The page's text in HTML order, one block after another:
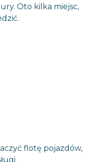
Oto kilka miejsc,
flotę pojazdów,